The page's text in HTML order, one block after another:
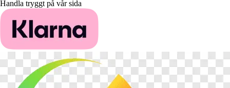
Handla tryggt på vår sida